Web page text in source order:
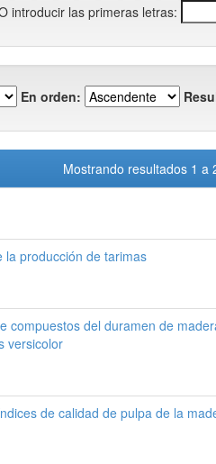
introducir las primeras letras:
En orden:
Mostrando resultados 1 a
la producción de tarimas
compuestos del duramen de
versicolor
de calidad de pulpa de la